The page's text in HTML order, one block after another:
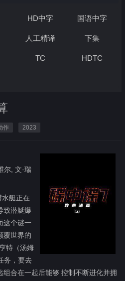
HD中字 国语中字
人工精译 下集
TC HDTC
作 2023
尔, 文·瑞
水艇正在
致潜艇爆
这个谜一
覆世界的
特（汤姆
务，要去
合在一起后能够 控制不断进化并拥